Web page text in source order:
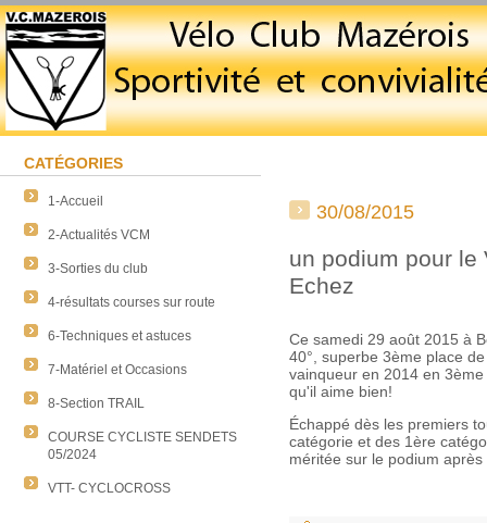
CATÉGORIES
1-Accueil
2-Actualités VCM
3-Sorties du club
4-résultats courses sur route
6-Techniques et astuces
7-Matériel et Occasions
8-Section TRAIL
COURSE CYCLISTE SENDETS
05/2024
VTT- CYCLOCROSS
30/08/2015
un podium pour le
Echez
Ce samedi 29 août 2015 à
40°, superbe 3ème place
vainqueur en 2014 en
qu'il aime bien!
Échappé dès les premiers
catégorie et des 1ère
méritée sur le podium